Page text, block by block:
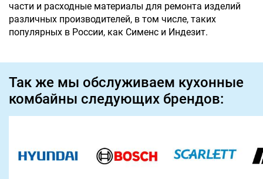
части и расходные материалы для ремонта изделий
различных производителей, в том числе, таких
популярных в России, как Сименс и Индезит.
Так же мы обслуживаем кухонные
комбайны следующих брендов: